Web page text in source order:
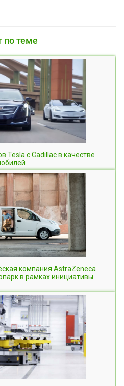
по теме
Tesla с Cadillac в качестве
компания AstraZeneca
в рамках инициативы